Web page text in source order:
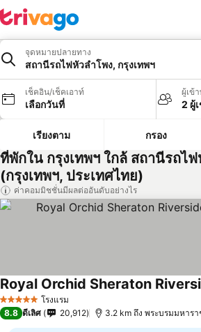
จุดหมายปลายทาง
สถานีรถไฟหัวลำโพง, กรุงเทพฯ
เช็คอิน/เช็คเอาท์
เลือกวันที่
ผู้เข้
2 ผู้
เรียงตาม กรอง
ที่พักใน กรุงเทพฯ ใกล้ สถานีรถไ
(กรุงเทพฯ, ประเทศไทย)
ค่าคอมมิชชั่นมีผลต่ออันดับอย่างไร
5 ดาว โรงแรม
8.8 ดีเลิศ 20,912 3.2 km ถึง พระบรมมหารา